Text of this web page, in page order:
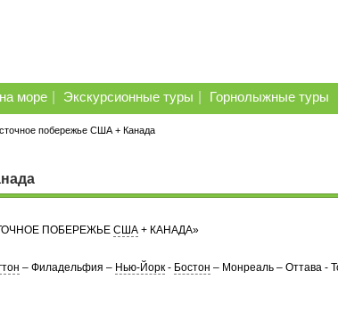
море Экскурсионные туры Горнолыжные туры
побережье США + Канада
ПОБЕРЕЖЬЕ США + КАНАДА»
– Филадельфия – Нью-Йорк - Бостон – Монреаль – Оттава -